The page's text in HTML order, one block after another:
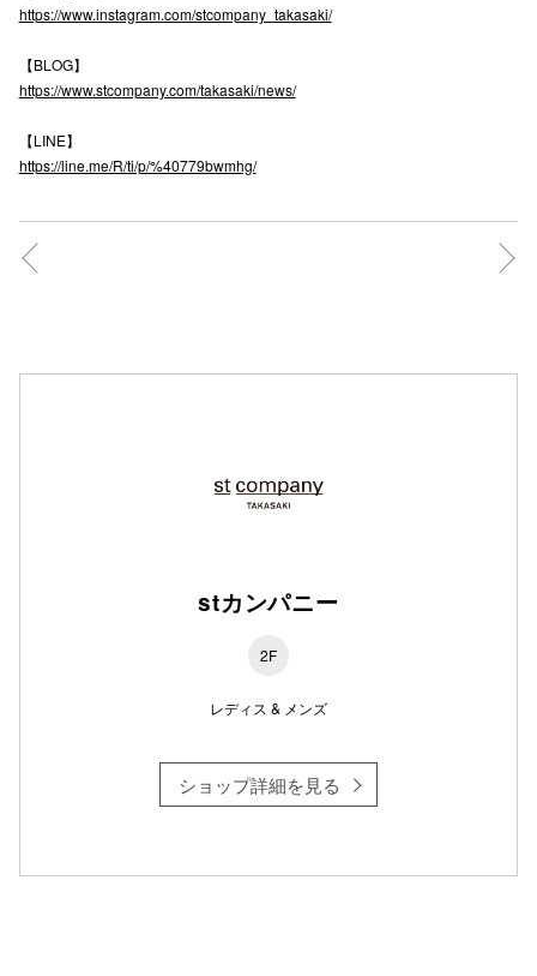
https://www.instagram.com/stcompany_takasaki/
【BLOG】
https://www.stcompany.com/takasaki/news/
【LINE】
https://line.me/R/ti/p/%40779bwmhg/
stカンパニー
2F
レディス & メンズ
ショップ詳細を見る